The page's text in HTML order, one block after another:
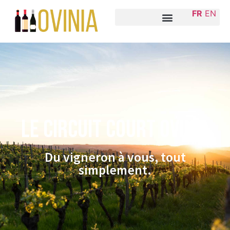
FR EN
Le circuit court Ovinia
Du vigneron à vous, tout
simplement.